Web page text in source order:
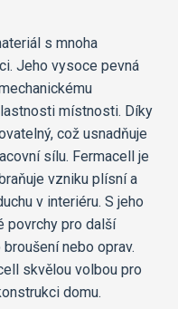
s mnoha
Jeho vysoce pevná
místnosti. Díky
což usnadňuje
sílu. Fermacell je
vzniku plísní a
v interiéru. S jeho
povrchy pro další
nebo oprav.
skvělou volbou pro
domu.